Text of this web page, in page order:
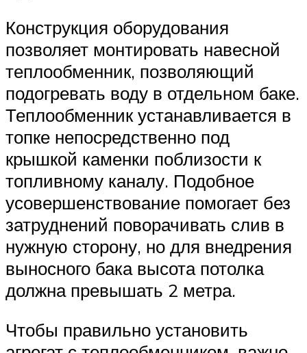
Конструкция оборудования
позволяет монтировать навесной
теплообменник, позволяющий
подогревать воду в отдельном баке.
Теплообменник устанавливается в
топке непосредственно под
крышкой каменки поблизости к
топливному каналу. Подобное
усовершенствование помогает без
затруднений поворачивать слив в
нужную сторону, но для внедрения
выносного бака высота потолка
должна превышать 2 метра.
Чтобы правильно установить